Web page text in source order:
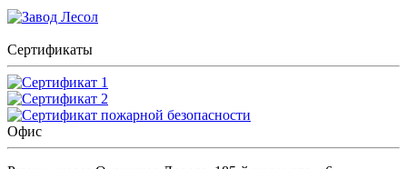
Сертификаты
Офис